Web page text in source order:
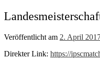
Veröffentlicht am 2. April
Direkter Link: https://